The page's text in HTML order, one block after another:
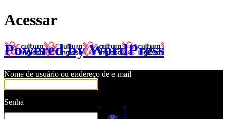
Acessar
Powered by WordPress
Nome de usuário ou endereço de e-mail
Senha